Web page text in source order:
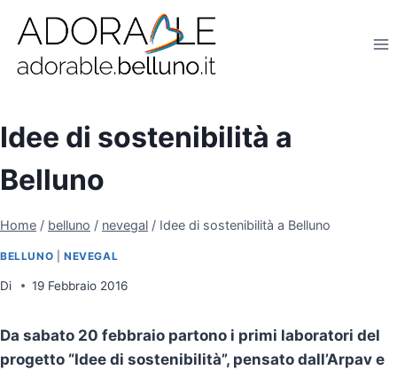
contenuto
Idee di sostenibilità a
Belluno
Home / belluno / nevegal / Idee di sostenibilità a Belluno
BELLUNO NEVEGAL
Di 19 Febbraio 2016
Da sabato 20 febbraio partono i primi laboratori del
progetto “Idee di sostenibilità”, pensato dall’Arpav e